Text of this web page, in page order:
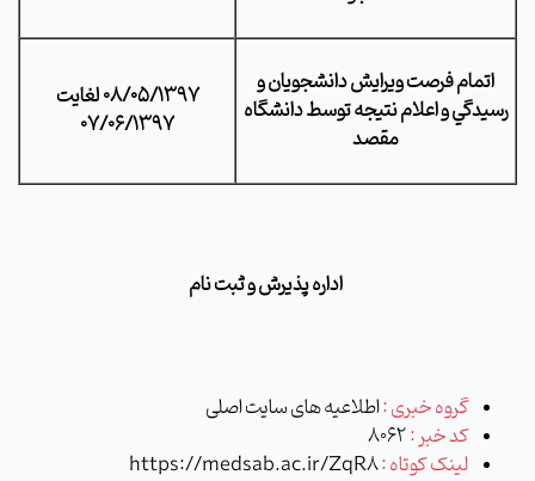
اتمام فرصت ويرايش دانشجويان و
رسيدگي و اعلام نتيجه توسط دانشگاه
مقصد
08/05/1397 لغايت
07/06/1397
اداره پذیرش و ثبت نام
گروه خبری :اطلاعیه های سایت اصلی
کد خبر :8062
لینک کوتاه :https://medsab.ac.ir/ZqR8